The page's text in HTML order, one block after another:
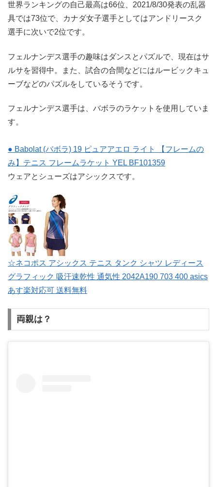
世界ランキングの自己最高は66位、2021/8/30発表の乱器
具では73位で、カナダ女子選手としてはアンドリースク
選手に次いで2位です。
フェルナンデス選手の趣味はダンスとパズルで、現在はサ
ルサを習得中。また、試合の合間などにはルービックキュ
ーブなどのパズルをしているそうです。
フェルナンデス選手は、バボラのラケットを使用していま
す。
● Babolat (バボラ) 19 ピュアアエロ ライト 【フレームの
み】テニス フレームラケット YEL BF101359
ウェアとシューズはアシックスです。
☆ネコポス アシックス テニス タンク シャツ レディース
グラフィック 吸汗速乾性 通気性 2042A190 703 400 asics
あす楽対応可 送料無料
両親は？